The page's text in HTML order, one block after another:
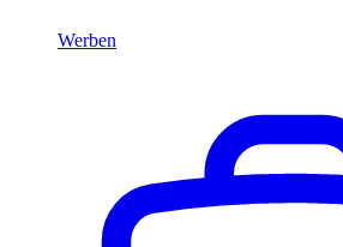
Werben